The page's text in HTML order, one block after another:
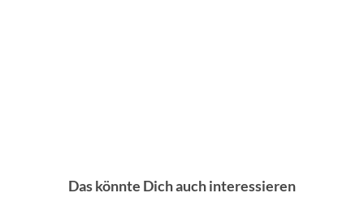
Das könnte Dich auch interessieren